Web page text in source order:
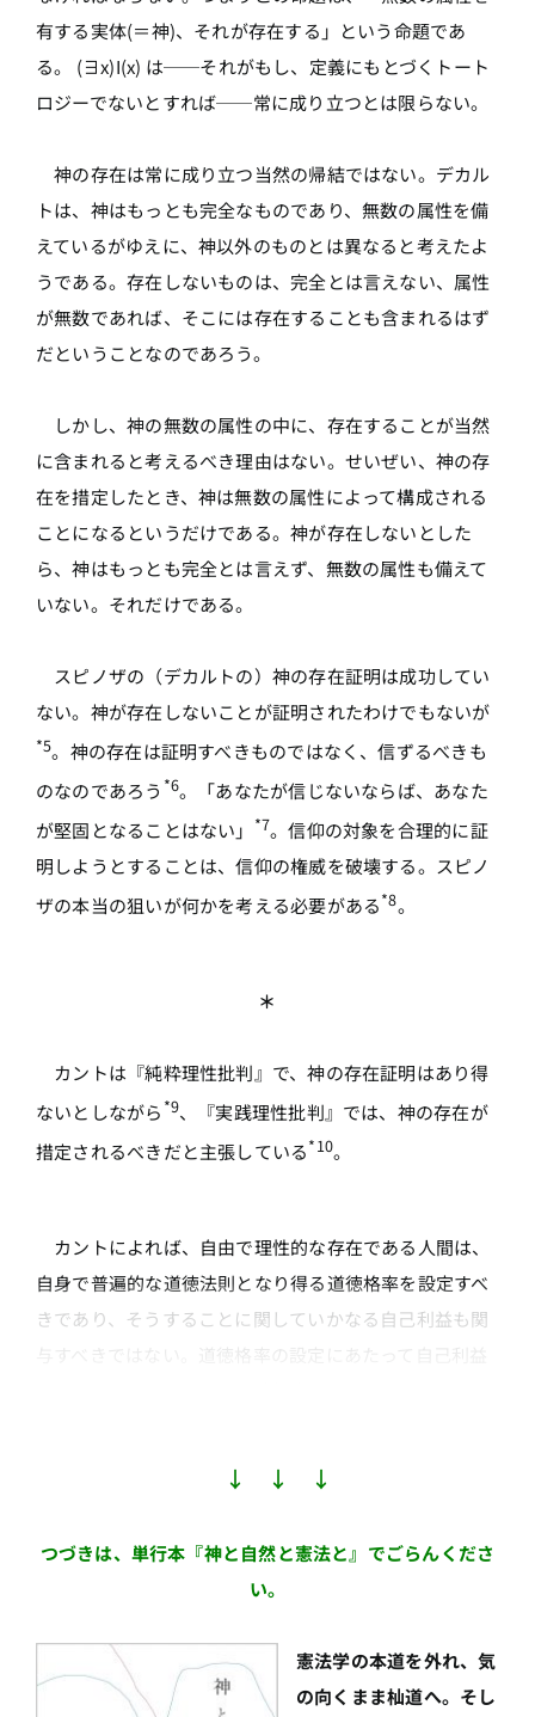
有する実体(＝神)、それが存在する」という命題であ
る。 (∃x)I(x) は──それがもし、定義にもとづくトート
ロジーでないとすれば──常に成り立つとは限らない。
神の存在は常に成り立つ当然の帰結ではない。デカル
トは、神はもっとも完全なものであり、無数の属性を備
えているがゆえに、神以外のものとは異なると考えたよ
うである。存在しないものは、完全とは言えない、属性
が無数であれば、そこには存在することも含まれるはず
だということなのであろう。
しかし、神の無数の属性の中に、存在することが当然
に含まれると考えるべき理由はない。せいぜい、神の存
在を措定したとき、神は無数の属性によって構成される
ことになるというだけである。神が存在しないとした
ら、神はもっとも完全とは言えず、無数の属性も備えて
いない。それだけである。
スピノザの（デカルトの）神の存在証明は成功してい
ない。神が存在しないことが証明されたわけでもないが
*5。神の存在は証明すべきものではなく、信ずるべきも
のなのであろう *6。「あなたが信じないならば、あなた
が堅固となることはない」 *7。信仰の対象を合理的に証
明しようとすることは、信仰の権威を破壊する。スピノ
ザの本当の狙いが何かを考える必要がある*8。
＊
カントは『純粋理性批判』で、神の存在証明はあり得
ないとしながら *9、『実践理性批判』では、神の存在が
措定されるべきだと主張している*10。
カントによれば、自由で理性的な存在である人間は、
自身で普遍的な道徳法則となり得る道徳格率を設定すべ
きであり、そうすることに関していかなる自己利益も関
↓ ↓ ↓
つづきは、単行本『神と自然と憲法と』でごらんくださ
い。
憲法学の本道を外れ、気
の向くまま杣道へ。そし